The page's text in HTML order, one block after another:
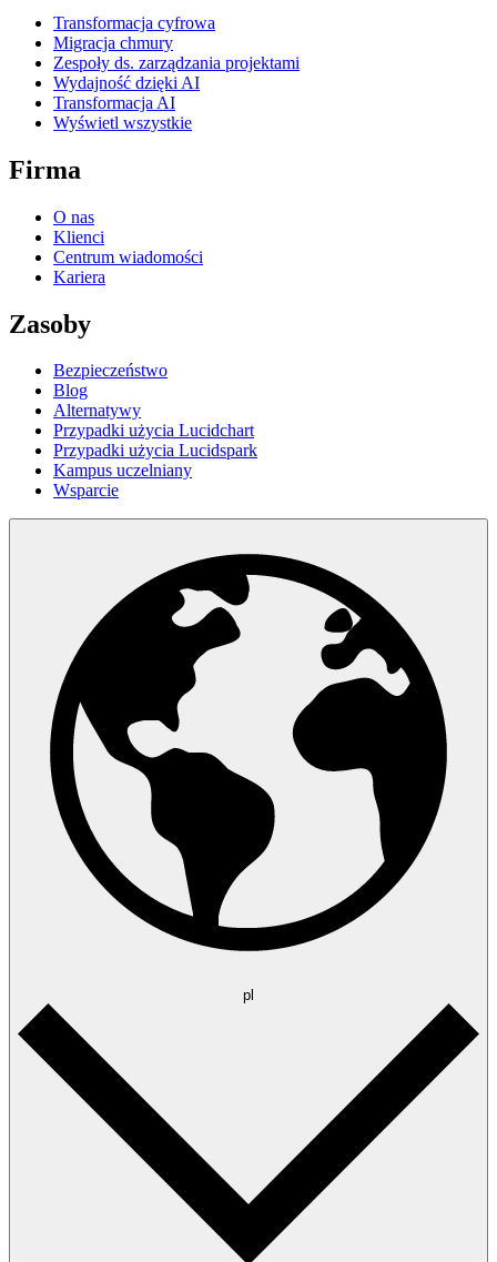
Transformacja cyfrowa
Migracja chmury
Zespoły ds. zarządzania projektami
Wydajność dzięki AI
Transformacja AI
Wyświetl wszystkie
Firma
O nas
Klienci
Centrum wiadomości
Kariera
Zasoby
Bezpieczeństwo
Blog
Alternatywy
Przypadki użycia Lucidchart
Przypadki użycia Lucidspark
Kampus uczelniany
Wsparcie
pl